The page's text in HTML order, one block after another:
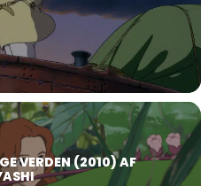
VERDEN (2010) AF